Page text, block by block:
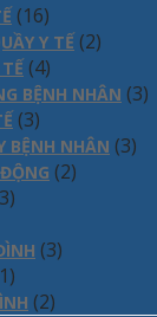
(16)
Y TẾ (2)
(4)
BỆNH NHÂN (3)
(3)
BỆNH NHÂN (3)
(2)
(3)
(2)